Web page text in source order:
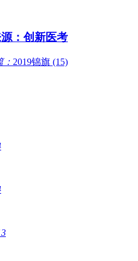
：创新医考
： 2019锦旗 (15)